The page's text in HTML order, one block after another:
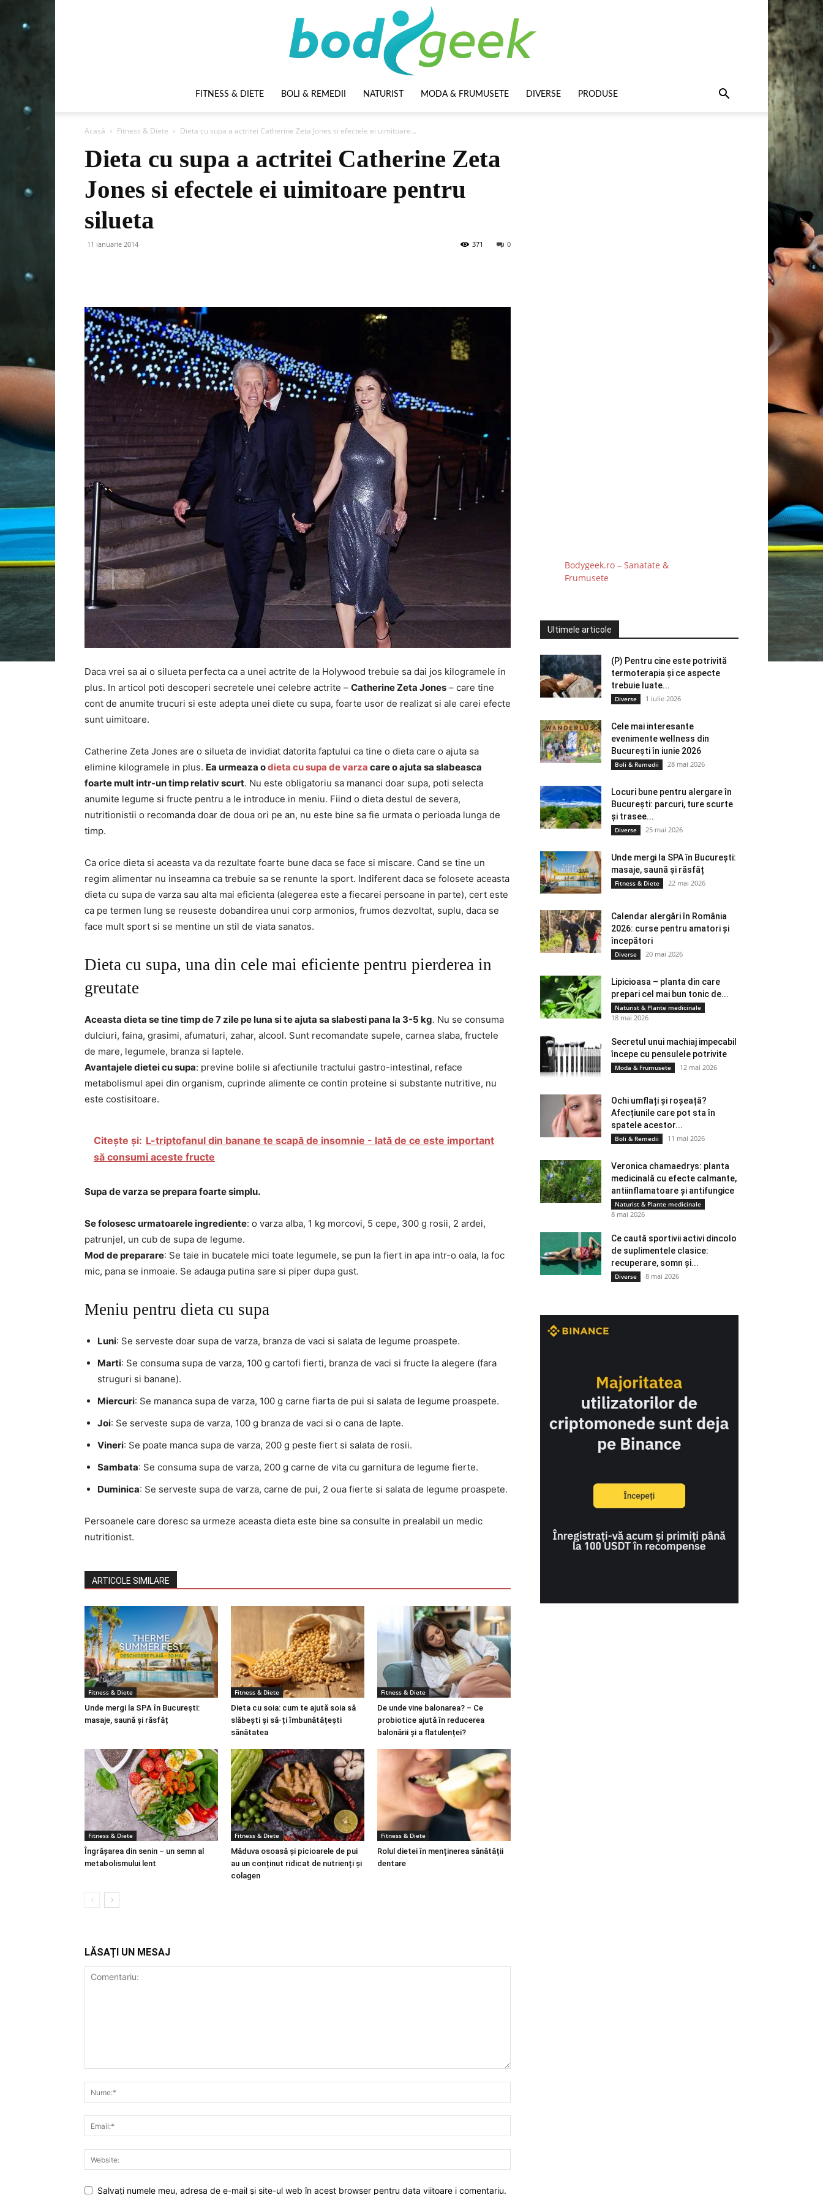
FITNESS & DIETE BOLI & REMEDII NATURIST MODA & FRUMUSETE DIVERSE PRODUSE
Acasă Fitness & Diete Dieta cu supa a actritei Catherine Zeta Jones si efectele ei uimitoare...
Dieta cu supa a actritei Catherine Zeta
Jones si efectele ei uimitoare pentru
silueta
11 ianuarie 2014 0
371
Daca vrei sa ai o silueta perfecta ca a unei actrite de la Holywood trebuie sa dai jos kilogramele in
plus. In articol poti descoperi secretele unei celebre actrite – Catherine Zeta Jones – care tine
cont de anumite trucuri si este adepta unei diete cu supa, foarte usor de realizat si ale carei efecte
sunt uimitoare.
Catherine Zeta Jones are o silueta de invidiat datorita faptului ca tine o dieta care o ajuta sa
elimine kilogramele in plus. Ea urmeaza odieta cu supa de varza care o ajuta sa slabeasca
foarte mult intr-un timp relativ scurt. Nu este obligatoriu sa mananci doar supa, poti selecta
anumite legume si fructe pentru a le introduce in meniu. Fiind o dieta destul de severa,
nutritionistii o recomanda doar de doua ori pe an, nu este bine sa fie urmata o perioada lunga de
timp.
Ca orice dieta si aceasta va da rezultate foarte bune daca se face si miscare. Cand se tine un
regim alimentar nu inseamna ca trebuie sa se renunte la sport. Indiferent daca se folosete aceasta
dieta cu supa de varza sau alta mai eficienta (alegerea este a fiecarei persoane in parte), cert este
ca pe termen lung se reuseste dobandirea unui corp armonios, frumos dezvoltat, suplu, daca se
face mult sport si se mentine un stil de viata sanatos.
Dieta cu supa, una din cele mai eficiente pentru pierderea in
greutate
Aceasta dieta se tine timp de 7 zile pe luna si te ajuta sa slabesti pana la 3-5 kg. Nu se consuma
dulciuri, faina, grasimi, afumaturi, zahar, alcool. Sunt recomandate supele, carnea slaba, fructele
de mare, legumele, branza si laptele.
Avantajele dietei cu supa: previne bolile si afectiunile tractului gastro-intestinal, reface
metabolismul apei din organism, cuprinde alimente ce contin proteine si substante nutritive, nu
este costisitoare.
Citește și: L-triptofanul din banane te scapă de insomnie - Iată de ce este important
să consumi aceste fructe
Supa de varza se prepara foarte simplu.
Se folosesc urmatoarele ingrediente: o varza alba, 1 kg morcovi, 5 cepe, 300 g rosii, 2 ardei,
patrunjel, un cub de supa de legume.
Mod de preparare: Se taie in bucatele mici toate legumele, se pun la fiert in apa intr-o oala, la foc
mic, pana se inmoaie. Se adauga putina sare si piper dupa gust.
Meniu pentru dieta cu supa
Luni: Se serveste doar supa de varza, branza de vaci si salata de legume proaspete.
Marti: Se consuma supa de varza, 100 g cartofi fierti, branza de vaci si fructe la alegere (fara
struguri si banane).
Miercuri: Se mananca supa de varza, 100 g carne fiarta de pui si salata de legume proaspete.
Joi: Se serveste supa de varza, 100 g branza de vaci si o cana de lapte.
Vineri: Se poate manca supa de varza, 200 g peste fiert si salata de rosii.
Sambata: Se consuma supa de varza, 200 g carne de vita cu garnitura de legume fierte.
Duminica: Se serveste supa de varza, carne de pui, 2 oua fierte si salata de legume proaspete.
Persoanele care doresc sa urmeze aceasta dieta este bine sa consulte in prealabil un medic
nutritionist.
ARTICOLE SIMILARE
Fitness & Diete
Unde mergi la SPA în București:
masaje, saună și răsfăț
Fitness & Diete
Dieta cu soia: cum te ajută soia să
slăbești și să-ți îmbunătățești
sănătatea
Fitness & Diete
De unde vine balonarea? – Ce
probiotice ajută în reducerea
balonării și a flatulenței?
Fitness & Diete
Îngrășarea din senin – un semn al
metabolismului lent
Fitness & Diete
Măduva osoasă și picioarele de pui
au un conținut ridicat de nutrienți și
colagen
Fitness & Diete
Rolul dietei în menținerea sănătății
dentare
LĂSAȚI UN MESAJ
Salvați numele meu, adresa de e-mail și site-ul web în acest browser pentru data viitoare i comentariu.
Bodygeek.ro – Sanatate &
Frumusete
Ultimele articole
(P) Pentru cine este potrivită
termoterapia și ce aspecte
trebuie luate...
Diverse 1 iulie 2026
Cele mai interesante
evenimente wellness din
București în iunie 2026
Boli & Remedii 28 mai 2026
Locuri bune pentru alergare în
București: parcuri, ture scurte
și trasee...
Diverse 25 mai 2026
Unde mergi la SPA în București:
masaje, saună și răsfăț
Fitness & Diete 22 mai 2026
Calendar alergări în România
2026: curse pentru amatori și
începători
Diverse 20 mai 2026
Lipicioasa – planta din care
prepari cel mai bun tonic de...
Naturist & Plante medicinale
18 mai 2026
Secretul unui machiaj impecabil
începe cu pensulele potrivite
Moda & Frumusete 12 mai 2026
Ochi umflați și roșeață?
Afecțiunile care pot sta în
spatele acestor...
Boli & Remedii 11 mai 2026
Veronica chamaedrys: planta
medicinală cu efecte calmante,
antiinflamatoare și antifungice
Naturist & Plante medicinale
8 mai 2026
Ce caută sportivii activi dincolo
de suplimentele clasice:
recuperare, somn și...
Diverse 8 mai 2026